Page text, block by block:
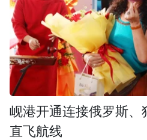
岘港开通连接俄罗斯
直飞航线